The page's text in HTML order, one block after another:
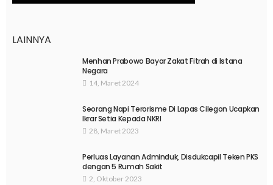
LAINNYA
Menhan Prabowo Bayar Zakat Fitrah di Istana
Negara
14, Maret 2024
Seorang Napi Terorisme Di Lapas Cilegon Ucapkan
Ikrar Setia Kepada NKRI
28, Maret 2023
Perluas Layanan Adminduk, Disdukcapil Teken PKS
dengan 5 Rumah Sakit
2, Oktober 2023